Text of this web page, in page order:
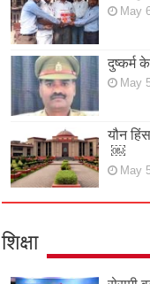
May
दुष्कर्म
May
यौन
￼
May
शिक्षा